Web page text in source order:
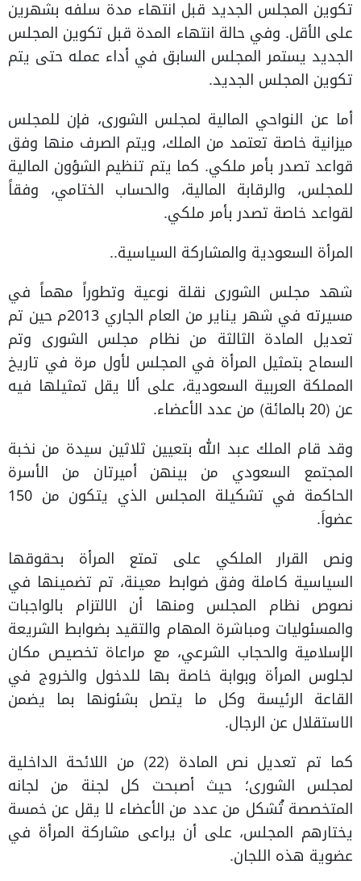
تكوين المجلس الجديد قبل انتهاء مدة سلفه بشهرين
على الأقل. وفي حالة انتهاء المدة قبل تكوين المجلس
الجديد يستمر المجلس السابق في أداء عمله حتى يتم
تكوين المجلس الجديد.
أما عن النواحي المالية لمجلس الشورى، فإن للمجلس
ميزانية خاصة تعتمد من الملك، ويتم الصرف منها وفق
قواعد تصدر بأمر ملكي. كما يتم تنظيم الشؤون المالية
للمجلس، والرقابة المالية، والحساب الختامي، وفقاً
لقواعد خاصة تصدر بأمر ملكي.
المرأة السعودية والمشاركة السياسية..
شهد مجلس الشورى نقلة نوعية وتطوراً مهماً في
مسيرته في شهر يناير من العام الجاري 2013م حين تم
تعديل المادة الثالثة من نظام مجلس الشورى وتم
السماح بتمثيل المرأة في المجلس لأول مرة في تاريخ
المملكة العربية السعودية، على ألا يقل تمثيلها فيه
عن (20 بالمائة) من عدد الأعضاء.
وقد قام الملك عبد الله بتعيين ثلاثين سيدة من نخبة
المجتمع السعودي من بينهن أميرتان من الأسرة
الحاكمة في تشكيلة المجلس الذي يتكون من 150
عضواَ.
ونص القرار الملكي على تمتع المرأة بحقوقها
السياسية كاملة وفق ضوابط معينة، تم تضمينها في
نصوص نظام المجلس ومنها أن الالتزام بالواجبات
والمسئوليات ومباشرة المهام والتقيد بضوابط الشريعة
الإسلامية والحجاب الشرعي، مع مراعاة تخصيص مكان
لجلوس المرأة وبوابة خاصة بها للدخول والخروج في
القاعة الرئيسة وكل ما يتصل بشئونها بما يضمن
الاستقلال عن الرجال.
كما تم تعديل نص المادة (22) من اللائحة الداخلية
لمجلس الشورى؛ حيث أصبحت كل لجنة من لجانه
المتخصصة تُشكل من عدد من الأعضاء لا يقل عن خمسة
يختارهم المجلس، على أن يراعى مشاركة المرأة في
عضوية هذه اللجان.